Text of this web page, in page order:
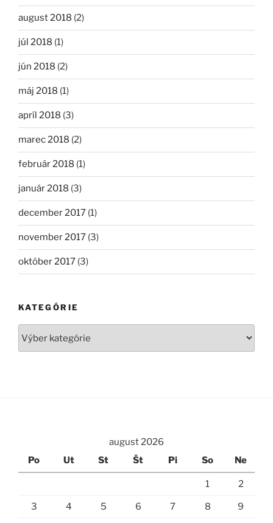
august 2018 (2)
júl 2018 (1)
jún 2018 (2)
máj 2018 (1)
apríl 2018 (3)
marec 2018 (2)
február 2018 (1)
január 2018 (3)
december 2017 (1)
november 2017 (3)
október 2017 (3)
KATEGÓRIE
august 2026
Po
Ut St Št Pi So Ne
1 2
3 4 5 6 7 8 9